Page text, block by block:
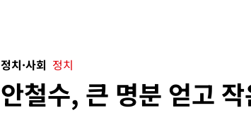
정치·사회 정치
안철수, 큰 명분 얻고